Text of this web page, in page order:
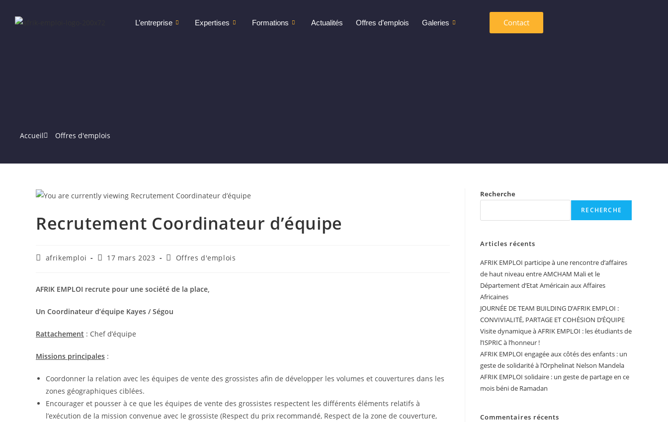
L’entreprise Expertises Formations Actualités Offres d’emplois Galeries Contact
Accueil Offres d'emplois
Recrutement Coordinateur d’équipe
afrikemploi 17 mars 2023 Offres d'emplois
AFRIK EMPLOI recrute pour une société de la place,
Un Coordinateur d’équipe Kayes / Ségou
Rattachement : Chef d’équipe
Missions principales :
Coordonner la relation avec les équipes de vente des grossistes afin de développer les volumes et couvertures dans les
zones géographiques ciblées.
Encourager et pousser à ce que les équipes de vente des grossistes respectent les différents éléments relatifs à
l’exécution de la mission convenue avec le grossiste (Respect du prix recommandé, Respect de la zone de couverture,
Recherche
RECHERCHE
Articles récents
AFRIK EMPLOI participe à une rencontre d’affaires
de haut niveau entre AMCHAM Mali et le
Département d’Etat Américain aux Affaires
Africaines
JOURNÉE DE TEAM BUILDING D’AFRIK EMPLOI :
CONVIVIALITÉ, PARTAGE ET COHÉSION D’ÉQUIPE
Visite dynamique à AFRIK EMPLOI : les étudiants de
l’ISPRIC à l’honneur !
AFRIK EMPLOI engagée aux côtés des enfants : un
geste de solidarité à l’Orphelinat Nelson Mandela
AFRIK EMPLOI solidaire : un geste de partage en ce
mois béni de Ramadan
Commentaires récents